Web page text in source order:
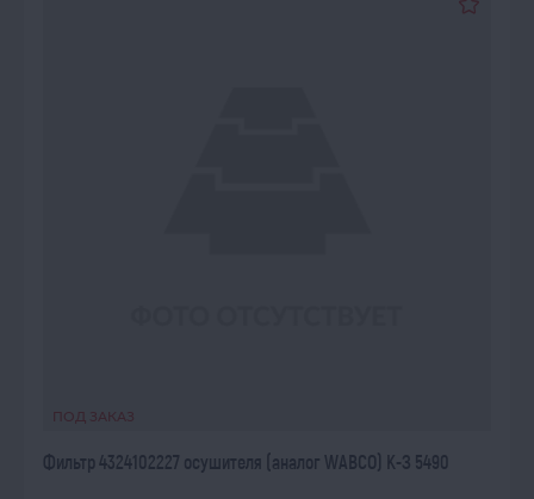
ПОД ЗАКАЗ
Фильтр 4324102227 осушителя (аналог WABCO) К-З 5490